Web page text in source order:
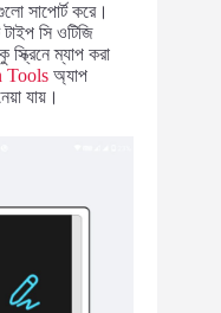
সাপোর্ট করে।
টাইপ সি ওটিজি
ম্যাপ করা
Tools অ্যাপ
যায়।